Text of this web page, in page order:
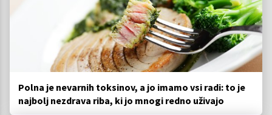
Polna je nevarnih toksinov, a jo imamo vsi radi: to je
najbolj nezdrava riba, ki jo mnogi redno uživajo